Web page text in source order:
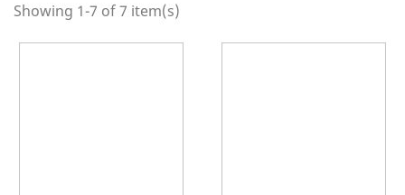
Showing 1-7 of 7 item(s)